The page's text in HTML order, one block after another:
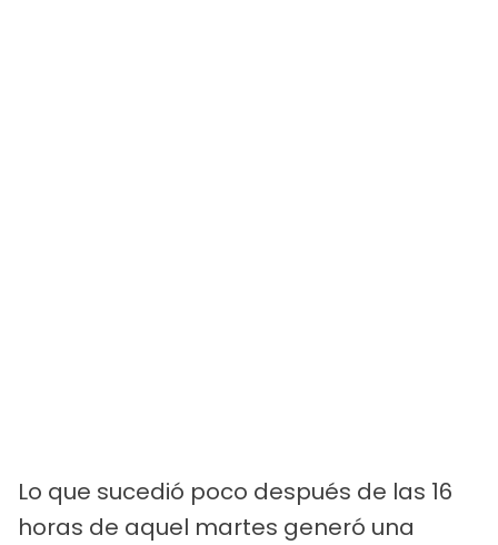
Lo que sucedió poco después de las 16
horas de aquel martes generó una